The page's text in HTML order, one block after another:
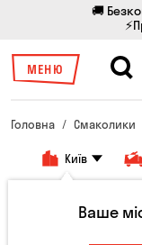
🚚
МЕНЮ
Головна Смаколики
Київ
Ваше